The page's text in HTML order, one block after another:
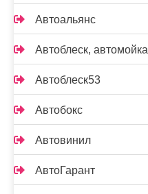
Автоальянс
Автоблеск, автомойка
Автоблеск53
Автобокс
Автовинил
АвтоГарант